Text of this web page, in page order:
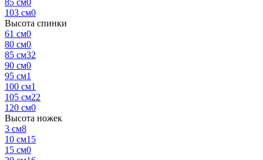
85 см0
103 см0
Высота спинки
61 см0
80 см0
85 см32
90 см0
95 см1
100 см1
105 см22
120 см0
Высота ножек
3 см8
10 см15
15 см0